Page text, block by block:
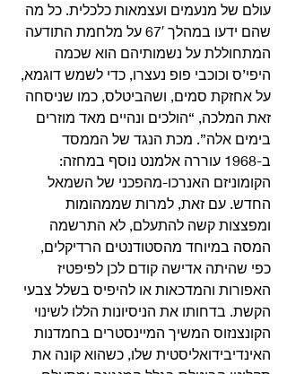
עולם של מנעמים ועצמאות כלכלית. כל מה
שהם ידעו במהלך 67′ על מלחמת התודעה
המתחוללת על נשמותיהם הוא שכמה
היפי’ס וכוכבי פופ נעצרו, כדי לשמש דוגמא,
על אחזקת סמים, ושהביטלס, כמו שניסחה
זאת המלכה, “הולכים ונהיים מאד מוזרים
בימים אלה”. מכת הנגד של הממסד
ב-1968 עוררה אלמנט נוסף במחזה:
הקומוניזם האנרכו-מהפכני של השמאל
החדש. עם זאת, למרות שממהומות
ומפצצות קשה להתעלם, לא התרשמה
המסה במיוחד מהסטודנטים הרדיקלים,
כפי שהיתה אדישה קודם לכן לפיפטיז
האפורות והמדכאות או להיפיס בשלל צבעי
הקשת. בדחותו את הניסיונות הללו לשינוי
הקונצנזוס המשיך המיינסטרים בחמדנות
האינדיבידואליסטית שלו, כשהוא קונה את